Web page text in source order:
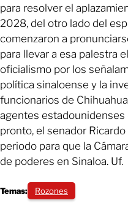
para resolver el
2028, del otro lado del
comenzaron a
para llevar a esa palestra
oficialismo por los
política sinaloense y la
funcionarios de
agentes estadounidenses
pronto, el senador
periodo para que la
de poderes en Sinaloa. Uf.
Temas: Rozones